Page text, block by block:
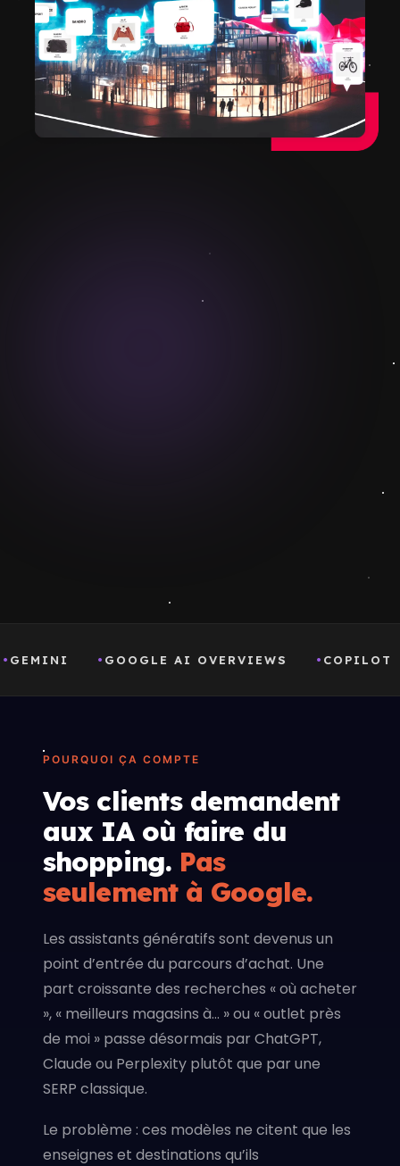
GOOGLE AI OVERVIEWS COPILOT
POURQUOI ÇA COMPTE
Vos clients demandent
aux IA où faire du
shopping. Pas
seulement à Google.
Les assistants génératifs sont devenus un
point d’entrée du parcours d’achat. Une
part croissante des recherches « où acheter
», « meilleurs magasins à… » ou « outlet près
de moi » passe désormais par ChatGPT,
Claude ou Perplexity plutôt que par une
SERP classique.
Le problème : ces modèles ne citent que les
enseignes et destinations qu’ils